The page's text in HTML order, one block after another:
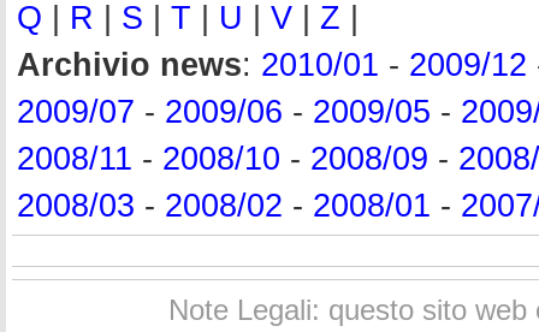
Q
R S T U V Z
Archivio news: 2010/01 - 2009/12
2009/07 - 2009/06 - 2009/05 -
2008/11 - 2008/10 - 2008/09 -
2008/03 - 2008/02 - 2008/01 -
Note Legali: questo sito